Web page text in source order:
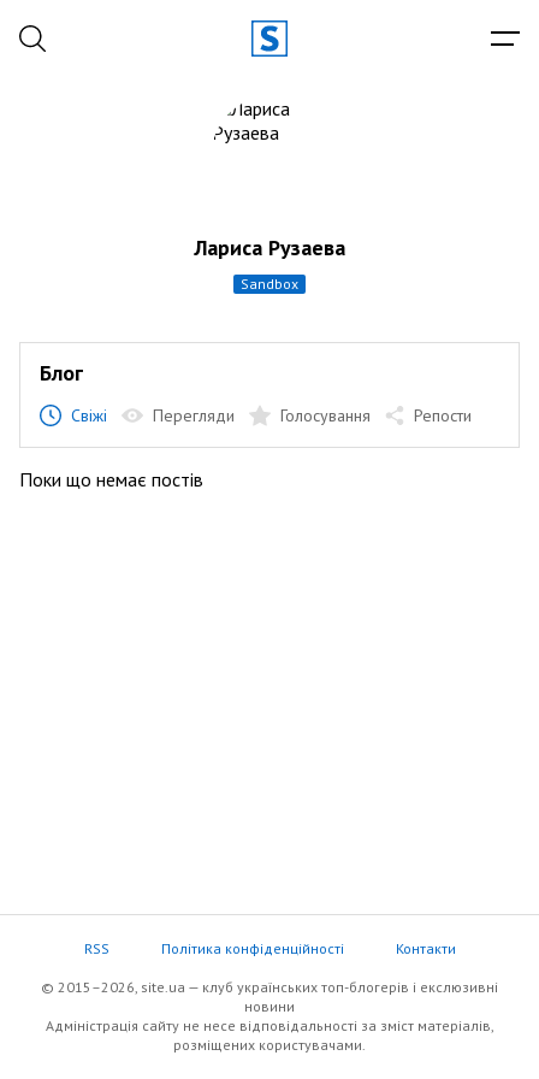
Лариса Рузаева
sandbox
Блог
Свіжі Перегляди Голосування Репости
Поки що немає постів
RSS Політика конфіденційності Контакти
© 2015–2026, site.ua — клуб українських топ-блогерів i екслюзивнi
новини
Адміністрація сайту не несе відповідальності за зміст матеріалів,
розміщених користувачами.